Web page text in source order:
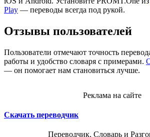
Play — переводы всегда под рукой.
Отзывы пользователей
Пользователи отмечают точность
работы и удобство словаря с примерами.
— он помогает нам становиться лучше.
Реклама на сайте
Скачать переводчик
Переводчик, Словарь и